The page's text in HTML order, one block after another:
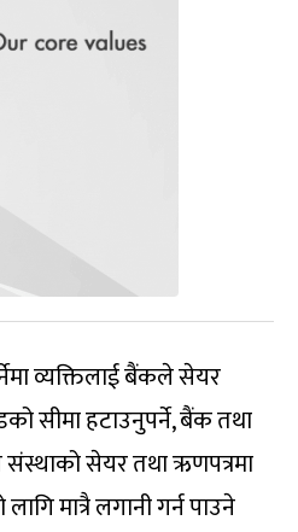
व्यक्तिलाई बैंकले सेयर
सीमा हटाउनुपर्ने, बैंक तथा
सेयर तथा ऋणपत्रमा
मात्रै लगानी गर्न पाउने